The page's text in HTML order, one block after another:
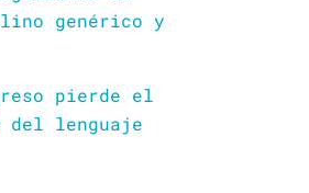
genérico y
pierde el
del lenguaje